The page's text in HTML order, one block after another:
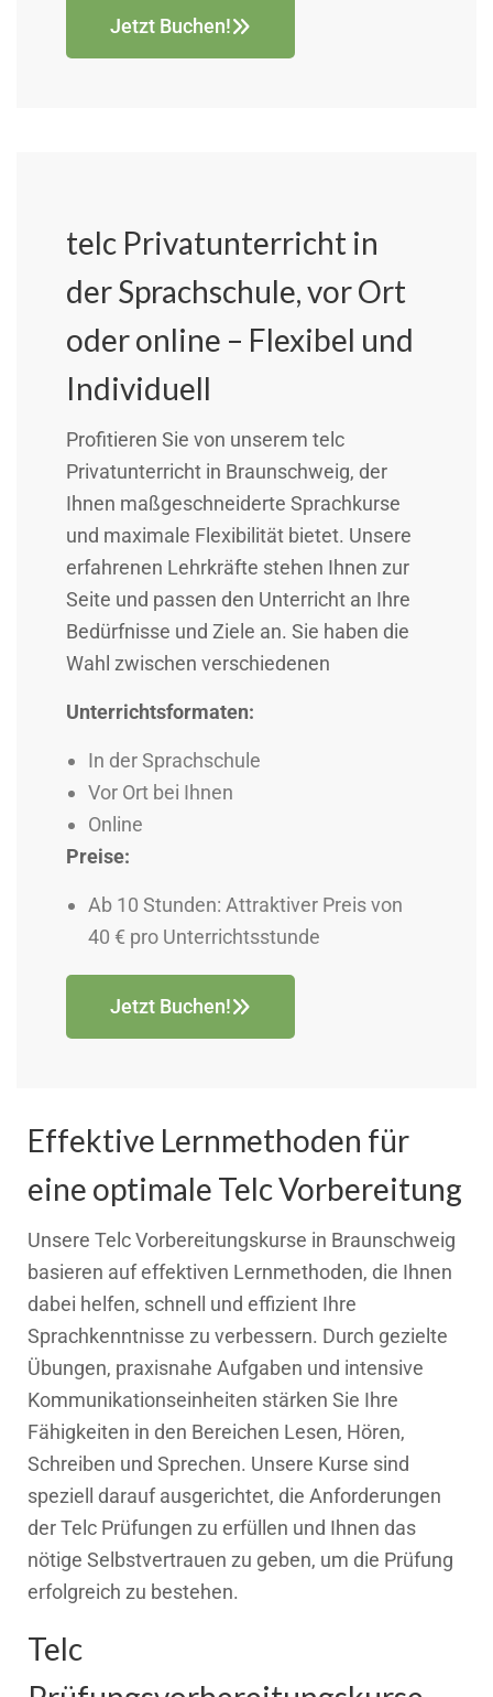
Jetzt Buchen!
telc Privatunterricht in
der Sprachschule, vor Ort
oder online – Flexibel und
Individuell
Profitieren Sie von unserem telc
Privatunterricht in Braunschweig, der
Ihnen maßgeschneiderte Sprachkurse
und maximale Flexibilität bietet. Unsere
erfahrenen Lehrkräfte stehen Ihnen zur
Seite und passen den Unterricht an Ihre
Bedürfnisse und Ziele an. Sie haben die
Wahl zwischen verschiedenen
Unterrichtsformaten:
In der Sprachschule
Vor Ort bei Ihnen
Online
Preise:
Ab 10 Stunden: Attraktiver Preis von
40 € pro Unterrichtsstunde
Jetzt Buchen!
Effektive Lernmethoden für
eine optimale Telc Vorbereitung
Unsere Telc Vorbereitungskurse in Braunschweig
basieren auf effektiven Lernmethoden, die Ihnen
dabei helfen, schnell und effizient Ihre
Sprachkenntnisse zu verbessern. Durch gezielte
Übungen, praxisnahe Aufgaben und intensive
Kommunikationseinheiten stärken Sie Ihre
Fähigkeiten in den Bereichen Lesen, Hören,
Schreiben und Sprechen. Unsere Kurse sind
speziell darauf ausgerichtet, die Anforderungen
der Telc Prüfungen zu erfüllen und Ihnen das
nötige Selbstvertrauen zu geben, um die Prüfung
erfolgreich zu bestehen.
Telc